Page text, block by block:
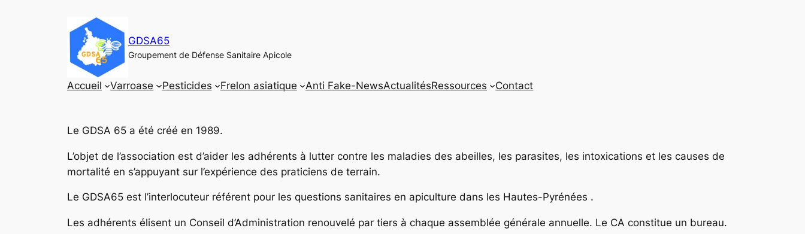
GDSA65
Groupement de Défense Sanitaire Apicole
Accueil Varroase Pesticides Frelon asiatique Anti Fake-NewsActualitésRessources Contact
Le GDSA 65 a été créé en 1989.
L’objet de l’association est d’aider les adhérents à lutter contre les maladies des abeilles, les parasites, les intoxications et les causes de
mortalité en s’appuyant sur l’expérience des praticiens de terrain.
Le GDSA65 est l’interlocuteur référent pour les questions sanitaires en apiculture dans les Hautes-Pyrénées .
Les adhérents élisent un Conseil d’Administration renouvelé par tiers à chaque assemblée générale annuelle. Le CA constitue un bureau.